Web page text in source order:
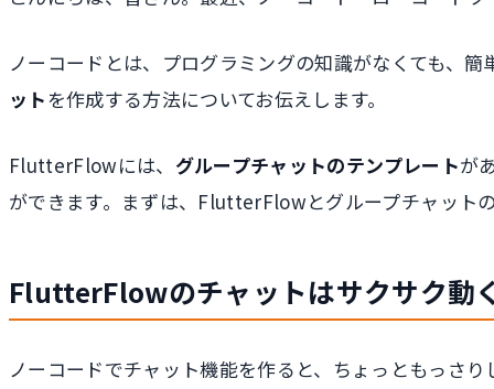
ノーコードとは、プログラミングの知識がなくても、
ットを作成する方法についてお伝えします。
FlutterFlowには、 グループチャットのテンプレートが
ができます。まずは、FlutterFlowとグループチャット
FlutterFlowのチャットはサクサク動
ノーコードでチャット機能を作ると、ちょっともっさ